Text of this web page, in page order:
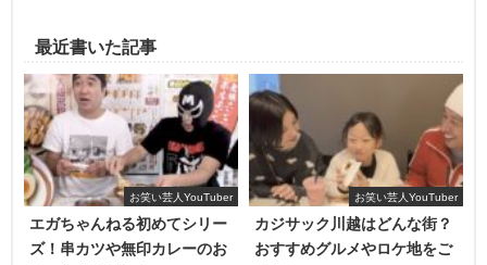
話の面白さも気になりますが、重要なのは、1:35あたりか
らのデカキンさんの「今の彼女泣かしたくないから
」の発
言です。
最近書いた記事
お笑い芸人YouTuber
エガちゃんねる初めてシリー
ズ！串カツや無印カレーのお
お笑い芸人YouTuber
カジサック川越はどんな街？
おすすめグルメやロケ地をご